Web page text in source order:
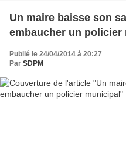
Un maire baisse son
embaucher un policier
Publié le 24/04/2014 à 20:27
Par SDPM